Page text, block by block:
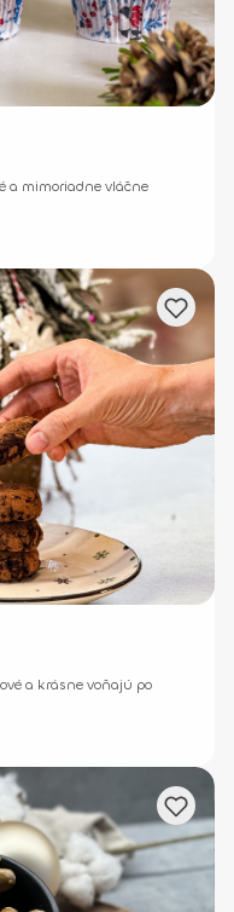
a mimoriadne vláčne
a krásne voňajú po